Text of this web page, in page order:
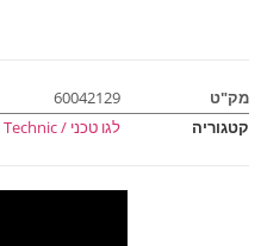
מק"ט
60042129
קטגוריה
לגו טכני / LEGO Technic